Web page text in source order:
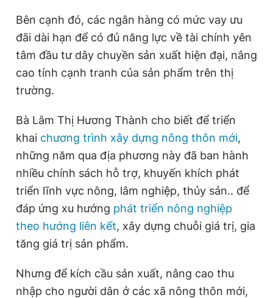
Bên cạnh đó, các ngân hàng có mức vay ưu
đãi dài hạn để có đủ năng lực về tài chính yên
tâm đầu tư dây chuyền sản xuất hiện đại, nâng
cao tính cạnh tranh của sản phẩm trên thị
trường.
Bà Lâm Thị Hương Thành cho biết để triển
khai chương trình xây dựng nông thôn mới,
những năm qua địa phương này đã ban hành
nhiều chính sách hỗ trợ, khuyến khích phát
triển lĩnh vực nông, lâm nghiệp, thủy sản.. để
đáp ứng xu hướng phát triển nông nghiệp
theo hướng liên kết, xây dựng chuỗi giá trị, gia
tăng giá trị sản phẩm.
Nhưng để kích cầu sản xuất, nâng cao thu
nhập cho người dân ở các xã nông thôn mới,